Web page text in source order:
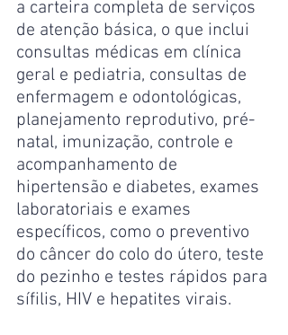
a carteira completa de serviços
de atenção básica, o que inclui
consultas médicas em clínica
geral e pediatria, consultas de
enfermagem e odontológicas,
planejamento reprodutivo, pré-
natal, imunização, controle e
acompanhamento de
hipertensão e diabetes, exames
laboratoriais e exames
específicos, como o preventivo
do câncer do colo do útero, teste
do pezinho e testes rápidos para
sífilis, HIV e hepatites virais.